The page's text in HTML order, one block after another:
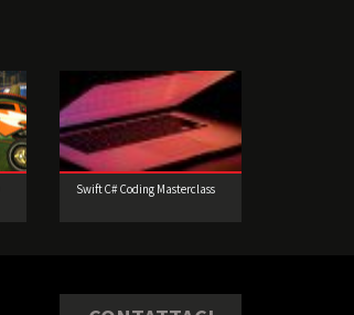
Swift C# Coding Masterclass